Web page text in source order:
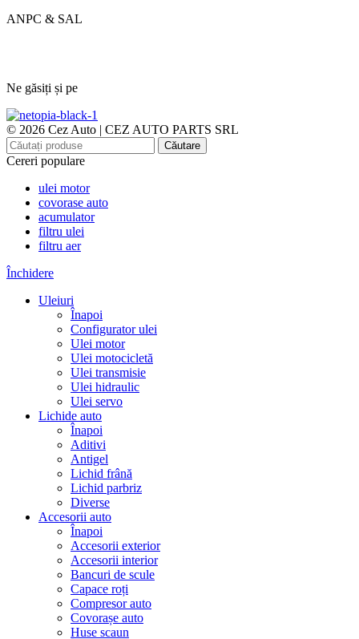
ANPC & SAL
Ne găsiți și pe
© 2026 Cez Auto | CEZ AUTO PARTS SRL
Căutare
Cereri populare
ulei motor
covorase auto
acumulator
filtru ulei
filtru aer
Închidere
Uleiuri
Înapoi
Configurator ulei
Ulei motor
Ulei motocicletă
Ulei transmisie
Ulei hidraulic
Ulei servo
Lichide auto
Înapoi
Aditivi
Antigel
Lichid frână
Lichid parbriz
Diverse
Accesorii auto
Înapoi
Accesorii exterior
Accesorii interior
Bancuri de scule
Capace roți
Compresor auto
Covorașe auto
Huse scaun